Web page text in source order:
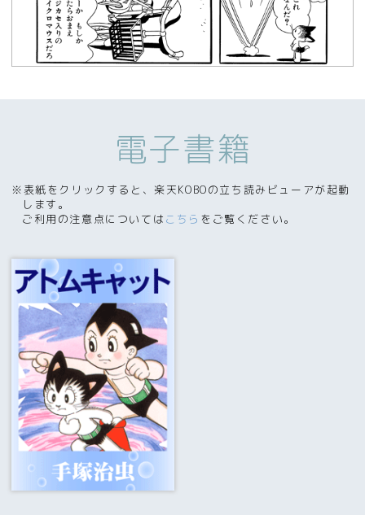
電子書籍
※表紙をクリックすると、楽天KOBOの立ち読みビューアが起動
します。
ご利用の注意点については こちら をご覧ください。